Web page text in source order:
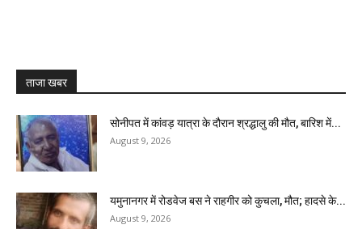
ताजा खबर
सोनीपत में कांवड़ यात्रा के दौरान श्रद्धालु की मौत, बारिश में...
August 9, 2026
यमुनानगर में रोडवेज बस ने राहगीर को कुचला, मौत; हादसे के...
August 9, 2026